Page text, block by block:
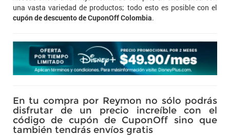
una vasta variedad de productos; todo esto es posible con el
cupón de descuento de CuponOff Colombia.
En tu compra por Reymon no sólo podrás
disfrutar de un precio increíble con el
código de cupón de CuponOff sino que
también tendrás envíos gratis